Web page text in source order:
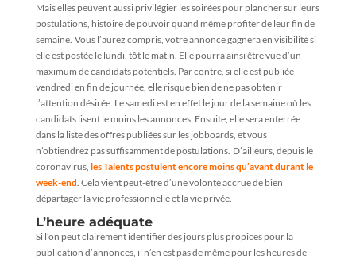
Mais elles peuvent aussi privilégier les soirées pour plancher sur leurs
postulations, histoire de pouvoir quand même profiter de leur fin de
semaine. Vous l’aurez compris, votre annonce gagnera en visibilité si
elle est postée le lundi, tôt le matin. Elle pourra ainsi être vue d’un
maximum de candidats potentiels. Par contre, si elle est publiée
vendredi en fin de journée, elle risque bien de ne pas obtenir
l’attention désirée. Le samedi est en effet le jour de la semaine où les
candidats lisent le moins les annonces. Ensuite, elle sera enterrée
dans la liste des offres publiées sur les jobboards, et vous
n’obtiendrez pas suffisamment de postulations. D’ailleurs, depuis le
coronavirus, les Talents postulent encore moins qu’avant durant le
week-end . Cela vient peut-être d’une volonté accrue de bien
départager la vie professionnelle et la vie privée.
L’heure adéquate
Si l’on peut clairement identifier des jours plus propices pour la
publication d’annonces, il n’en est pas de même pour les heures de